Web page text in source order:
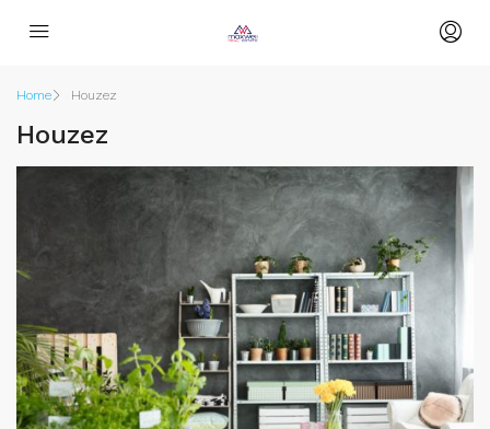
Home Houzez
Houzez